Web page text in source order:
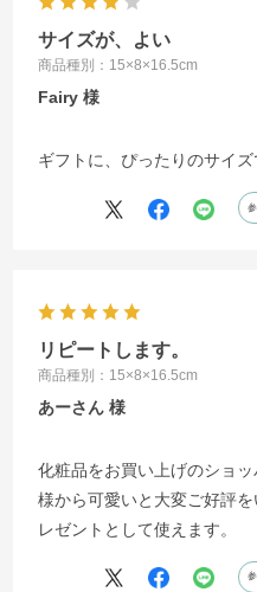
サイズが、よい
商品種別：15×8×16.5cm
Fairy
ギフトに、ぴったりのサイ
リピートします。
商品種別：15×8×16.5cm
あーさん
化粧品をお買い上げのショ
様から可愛いと大変ご好評
レゼントとして使えます。